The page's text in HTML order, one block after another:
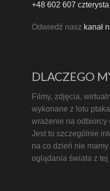
+48 602 607
Odwiedź nasz kanał
DLACZEGO
Filmy, zdjęcia,
wykonane z lotu
wrażenie na odbiorcy
Jest to szczególnie
na co dzień nie
oglądania świata z tej